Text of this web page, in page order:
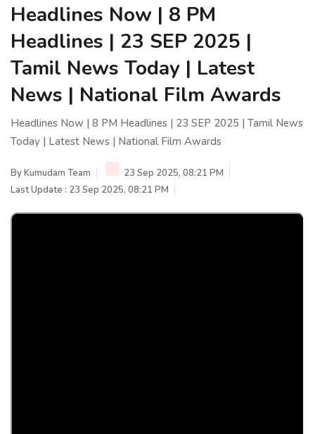
Headlines Now | 8 PM
Headlines | 23 SEP 2025 |
Tamil News Today | Latest
News | National Film Awards
Headlines Now | 8 PM Headlines | 23 SEP 2025 | Tamil News
Today | Latest News | National Film Awards
ByKumudam Team
23 Sep 2025, 08:21 PM
Last Update : 23 Sep 2025, 08:21 PM